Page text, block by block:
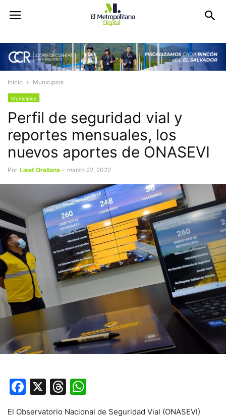
Inicio Municipios
Municipios
Perfil de seguridad vial y
reportes mensuales, los
nuevos aportes de ONASEVI
Por Liset Orellana - marzo 22, 2022
Facebook
X Threads
El Observatorio Nacional de Seguridad Vial (ONASEVI)